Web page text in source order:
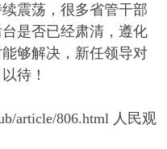
震荡，很多省管干部
是否已经肃清，遵化
够解决，新任领导对
待！
806.html 人民观